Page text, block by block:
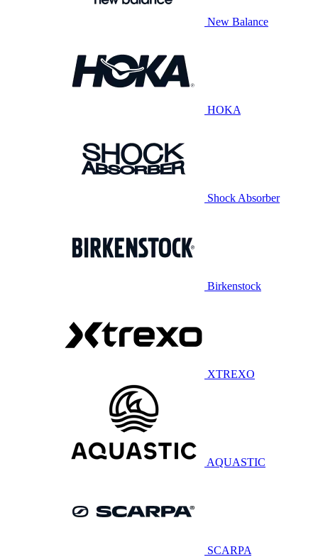
New Balance
HOKA
Shock Absorber
Birkenstock
XTREXO
AQUASTIC
SCARPA